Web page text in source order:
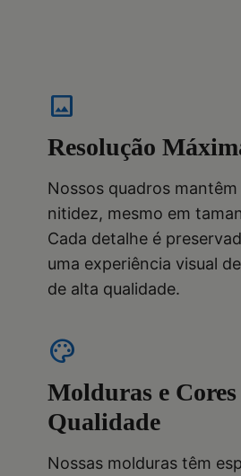
image
Resolução
Nossos quadros
nitidez, mesmo em
Cada detalhe é
uma experiência visual
de alta qualidade.
palette
Molduras e
Qualidade
Nossas molduras têm